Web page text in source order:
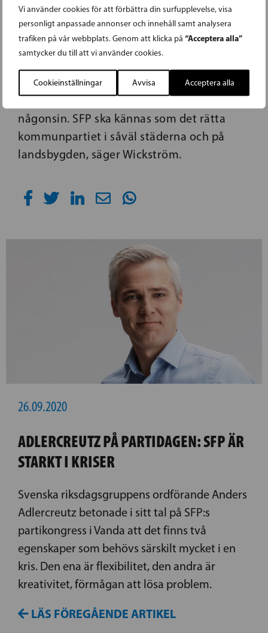
Vi använder cookies för att förbättra din surfupplevelse, visa
personligt anpassade annonser och innehåll samt analysera
trafiken på vår webbplats. Genom att klicka på “Acceptera alla”
samtycker du till att vi använder cookies.
Cookieinställningar Avvisa Acceptera alla
– Jag är ödmjukt tacksam för att få fortsätta
som vice ordförande för partiet. Nu är siktet
att tillsammans med partiaktiva jobba för
att vi ska göra det bästa kommunalvalet
någonsin. SFP ska kännas som det rätta
kommunpartiet i såväl städerna och på
landsbygden, säger Wickström.
26.09.2020
ADLERCREUTZ PÅ PARTIDAGEN: SFP ÄR
STARKT I KRISER
Svenska riksdagsgruppens ordförande Anders
Adlercreutz betonade i sitt tal på SFP:s
partikongress i Vanda att det finns två
egenskaper som behövs särskilt mycket i en
kris. Den ena är flexibilitet, den andra är
kreativitet, förmågan att lösa problem.
LÄS FÖREGÅENDE ARTIKEL